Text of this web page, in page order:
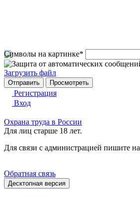
Символы на картинке*
Загрузить файл
Регистрация
Вход
Охрана труда в России
Для лиц старше 18 лет.
Для связи с администрацией пишите на
Обратная связь
Десктопная версия